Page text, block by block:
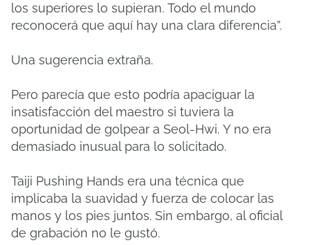
los superiores lo supieran. Todo el mundo
reconocerá que aquí hay una clara diferencia”.
Una sugerencia extraña.
Pero parecía que esto podría apaciguar la
insatisfacción del maestro si tuviera la
oportunidad de golpear a Seol-Hwi. Y no era
demasiado inusual para lo solicitado.
Taiji Pushing Hands era una técnica que
implicaba la suavidad y fuerza de colocar las
manos y los pies juntos. Sin embargo, al oficial
de grabación no le gustó.